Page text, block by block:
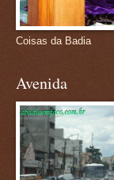
Coisas da Badia
Avenida